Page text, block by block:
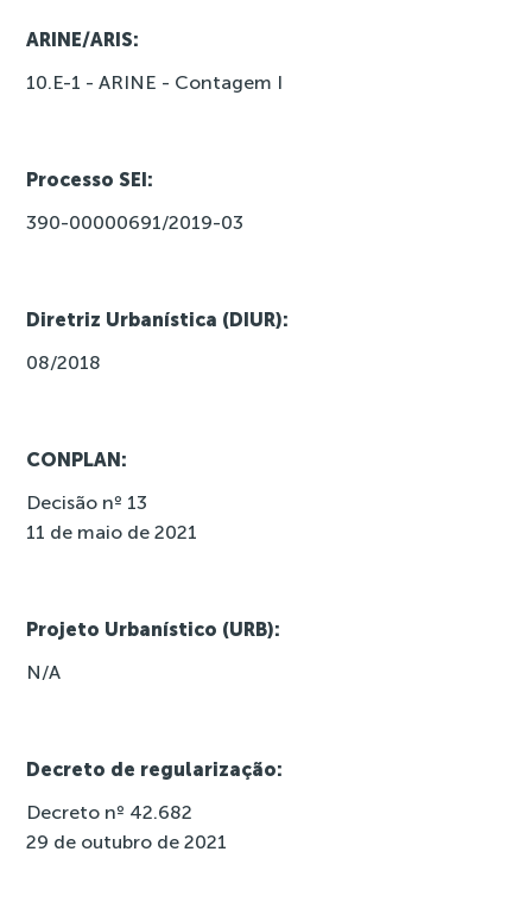
ARINE/ARIS:
10.E-1 - ARINE - Contagem I
Processo SEI:
390-00000691/2019-03
Diretriz Urbanística (DIUR):
08/2018
CONPLAN:
Decisão nº 13
11 de maio de 2021
Projeto Urbanístico (URB):
N/A
Decreto de regularização:
Decreto nº 42.682
29 de outubro de 2021